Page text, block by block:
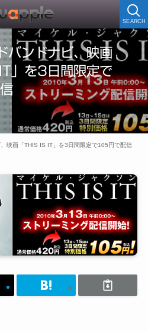
SEARCH
バンドナビ、映画
」を3日間限定で
映画「THIS IS IT」を3日間限定で105円で配信